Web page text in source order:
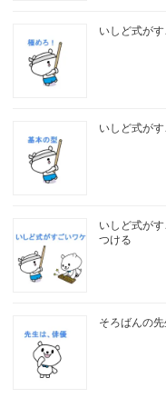
いしど式が
いしど式が
いしど式が
つける
そろばんの